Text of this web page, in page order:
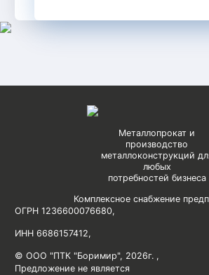
Металлопрокат и
производство
металлоконструкций
любых
потребностей бизнеса
Комплексное снабжение
ОГРН 1236600076680,
ИНН 6686157412,
© ООО "ПТК "Боримир", 2026г. ,
Предложение не является